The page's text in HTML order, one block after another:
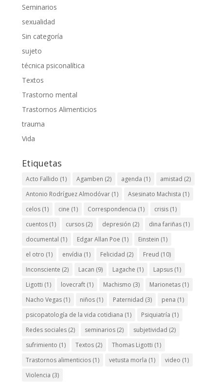
Seminarios
sexualidad
Sin categoría
sujeto
técnica psiconalítica
Textos
Trastorno mental
Trastornos Alimenticios
trauma
Vida
Etiquetas
Acto Fallido (1) Agamben (2) agenda (1) amistad (2)
Antonio Rodríguez Almodóvar(1) Asesinato Machista (1)
celos(1) cine (1) Correspondencia (1) crisis(1)
cuentos(1) cursos(2) depresión (2) dina fariñas(1)
documental (1) Edgar Allan Poe (1) Einstein (1)
el otro (1) envídia (1) Felicidad (2) Freud (10)
Inconsciente (2) Lacan (9) Lagache (1) Lapsus(1)
Ligotti (1) lovecraft(1) Machismo (3) Marionetas(1)
Nacho Vegas(1) niños(1) Paternidad (3) pena (1)
psicopatología de la vida cotidiana (1) Psiquiatría (1)
Redes sociales(2) seminarios(2) subjetividad (2)
sufrimiento (1) Textos(2) Thomas Ligotti (1)
Trastornos alimenticios(1) vetusta morla (1) video (1)
Violencia (3)